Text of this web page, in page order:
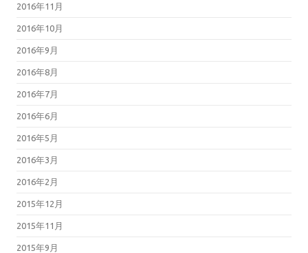
2016年11月
2016年10月
2016年9月
2016年8月
2016年7月
2016年6月
2016年5月
2016年3月
2016年2月
2015年12月
2015年11月
2015年9月